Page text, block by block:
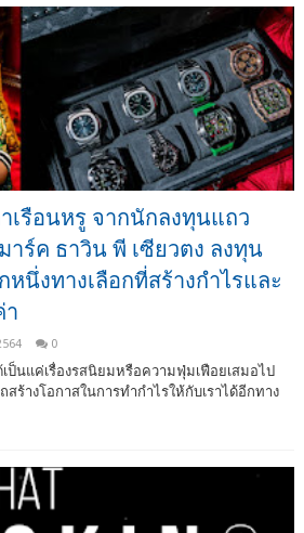
เรือนหรู จากนักลงทุนแถว
าร์ค ธาวิน พี เซียวตง ลงทุน
นึ่งทางเลือกที่สร้างกำไรและ
0
ป็นแค่เรื่องรสนิยมหรือความฟุ่มเฟือยเสมอไป
ร้างโอกาสในการทำกำไรให้กับเราได้อีกทาง